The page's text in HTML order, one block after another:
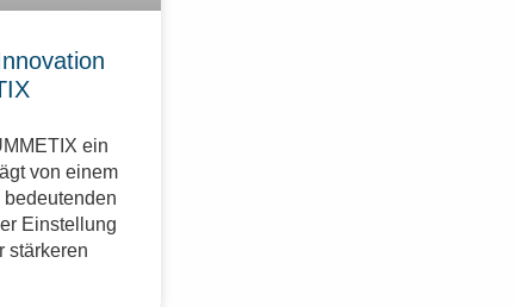
ein
von einem
Einstellung
stärkeren